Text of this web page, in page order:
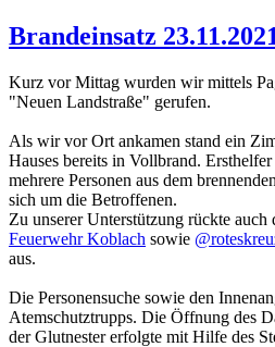
Brandeinsatz
Kurz vor Mittag wurden wir mittels
"Neuen Landstraße" gerufen.
Als wir vor Ort ankamen stand ein
Hauses bereits in Vollbrand.
mehrere Personen aus dem
sich um die Betroffenen.
Zu unserer Unterstützung rückte auch
Feuerwehr Koblach sowie
aus.
Die Personensuche sowie den
Atemschutztrupps. Die Öffnung des
der Glutnester erfolgte mit Hilfe des